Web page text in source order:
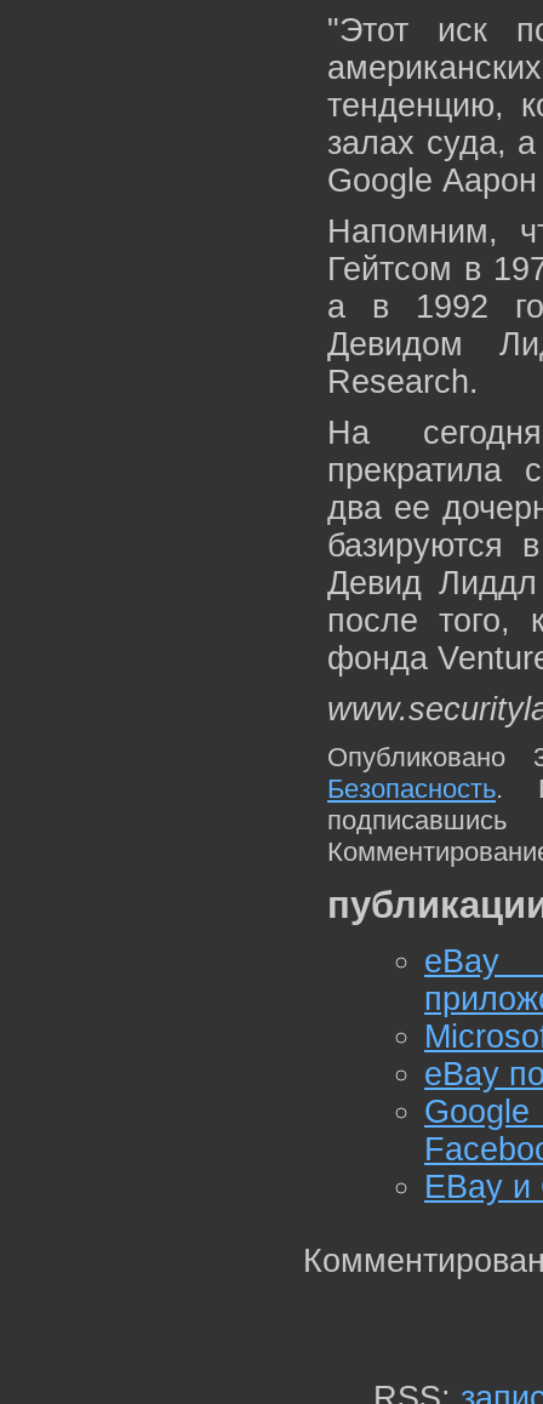
"Этот иск
тенденцию,
залах суда,
Google
Напомним,
Гейтсом в
а в 1992
Девидом
Research.
На
прекратила
два ее
базируются
Девид Лиддл
после того,
фонда
Безопасность.
eBay
eBay
EBay и